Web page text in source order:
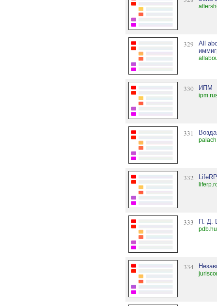
329
All
330 ИПМ
331
332 LifeRP
333 П. Д.
334